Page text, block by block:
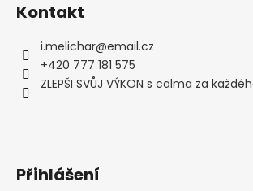
Kontakt
i.melichar@email.cz
+420 777 181 575
ZLEPŠI SVŮJ VÝKON s calma za
Přihlášení